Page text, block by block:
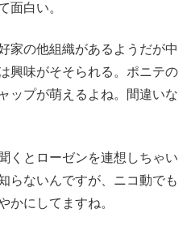
面白い。
家の他組織があるようだが中
興味がそそられる。ポニテの
ップが萌えるよね。間違いな
くとローゼンを連想しちゃい
らないんですが、ニコ動でも
かにしてますね。